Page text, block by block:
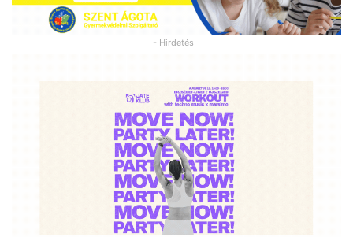
- Hirdetés -